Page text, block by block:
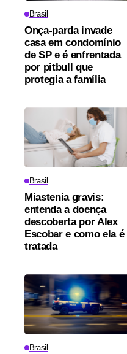
Brasil
Onça-parda invade
casa em condomínio
de SP e é enfrentada
por pitbull que
protegia a família
Brasil
Miastenia gravis:
entenda a doença
descoberta por Alex
Escobar e como ela é
tratada
Brasil